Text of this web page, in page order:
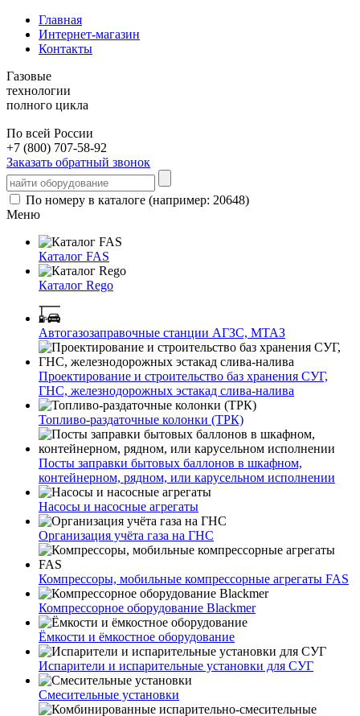
Главная
Интернет-магазин
Контакты
Газовые
технологии
полного цикла
По всей России
+7 (800) 707-58-92
Заказать обратный звонок
По номеру в каталоге (например: 20648)
Меню
Каталог FAS
Каталог Rego
Автогазозаправочные станции АГЗС, МТАЗ
Проектирование и строительство баз хранения СУГ,
ГНС, железнодорожных эстакад слива-налива
Топливо-раздаточные колонки (ТРК)
Посты заправки бытовых баллонов в шкафном,
контейнерном, рядном, или карусельном исполнении
Насосы и насосные агрегаты
Организация учёта газа на ГНС
Компрессоры, мобильные компрессорные агрегаты FAS
Компрессорное оборудование Blackmer
Ёмкости и ёмкостное оборудование
Испарители и испарительные установки для СУГ
Смесительные установки